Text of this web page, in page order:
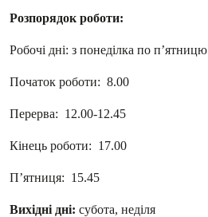
Розпорядок роботи:
Робочі дні: з понеділка по п’ятницю
Початок роботи: 8.00
Перерва: 12.00-12.45
Кінець роботи: 17.00
П’ятниця: 15.45
Вихідні дні: субота, неділя